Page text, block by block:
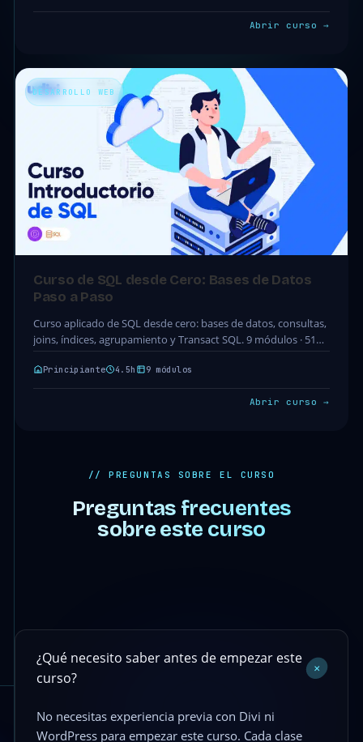
Abrir curso →
DESARROLLO WEB
Curso de SQL desde Cero: Bases de Datos
Paso a Paso
Curso aplicado de SQL desde cero: bases de datos, consultas,
joins, índices, agrupamiento y Transact SQL. 9 módulos · 51
clases · 4.5h. Acceso…
Principiante 4.5h 9 módulos
Abrir curso →
// PREGUNTAS SOBRE EL CURSO
Preguntas frecuentes
sobre este curso
¿Qué necesito saber antes de empezar este
curso?
+
No necesitas experiencia previa con Divi ni
WordPress para empezar este curso. Cada clase